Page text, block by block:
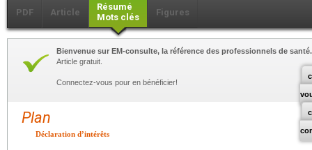
PDF Article
Résumé
Mots clés
Figures
Bienvenue sur EM-consulte, la référence des professionnels de santé.
Article gratuit.
Connectez-vous pour en bénéficier!
Plan
Déclaration d’intérêts